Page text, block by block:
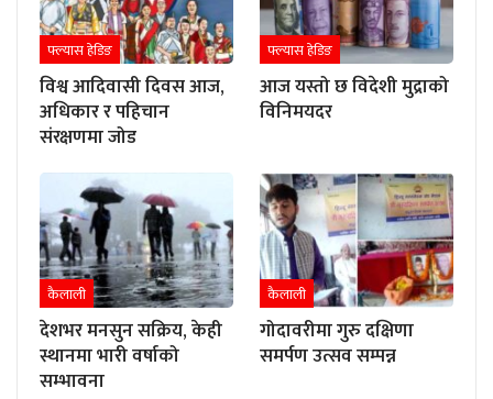
फ्ल्यास हेडिङ
विश्व आदिवासी दिवस आज,
अधिकार र पहिचान
संरक्षणमा जोड
फ्ल्यास हेडिङ
आज यस्तो छ विदेशी मुद्राको
विनिमयदर
कैलाली
देशभर मनसुन सक्रिय, केही
स्थानमा भारी वर्षाको
सम्भावना
कैलाली
गोदावरीमा गुरु दक्षिणा
समर्पण उत्सव सम्पन्न